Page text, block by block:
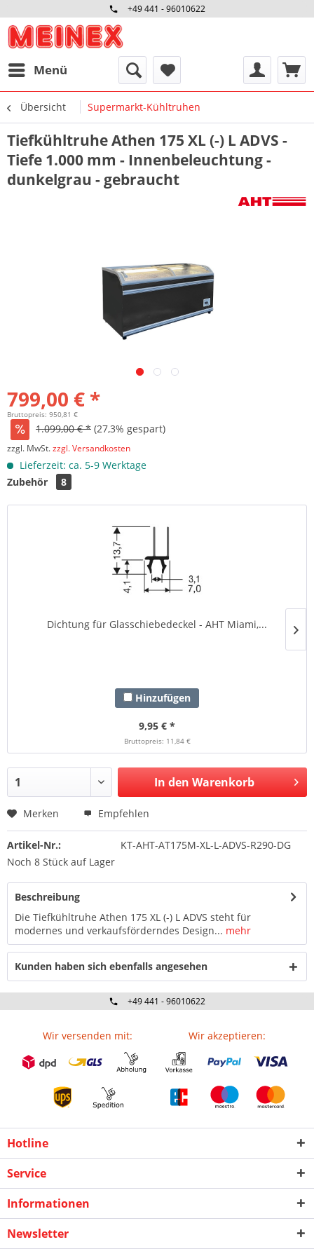
+49 441 - 96010622
Menü
Übersicht Supermarkt-Kühltruhen
Tiefkühltruhe Athen 175 XL (-) L ADVS -
Tiefe 1.000 mm - Innenbeleuchtung -
dunkelgrau - gebraucht
799,00 € *
Bruttopreis: 950,81 €
1.099,00 € * (27,3% gespart)
zzgl. MwSt.zzgl. Versandkosten
Lieferzeit: ca. 5-9 Werktage
Zubehör
8
Dichtung für Glasschiebedeckel - AHT Miami,...
Hinzufügen
9,95 € *
Bruttopreis: 11,84 €
In den Warenkorb
Merken Empfehlen
Artikel-Nr.:
KT-AHT-AT175M-XL-L-ADVS-R290-DG
Noch 8 Stück auf Lager
Beschreibung
Die Tiefkühltruhe Athen 175 XL (-) L ADVS steht für
modernes und verkaufsförderndes Design... mehr
Kunden haben sich ebenfalls angesehen
+49 441 - 96010622
Wir versenden mit: Wir akzeptieren:
Hotline
Service
Informationen
Newsletter